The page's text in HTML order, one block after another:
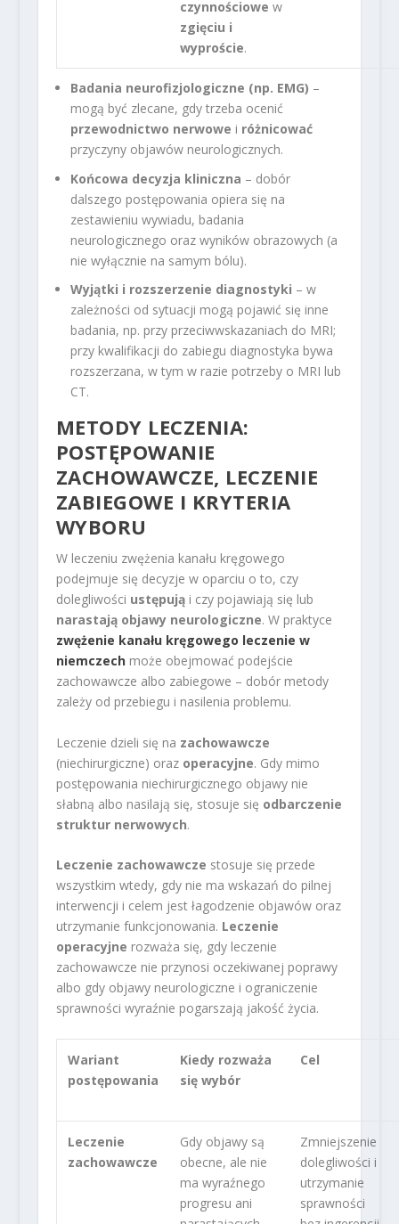
czynnościowe w
zgięciu i
wyproście.
Badania neurofizjologiczne (np. EMG) –
mogą być zlecane, gdy trzeba ocenić
przewodnictwo nerwowe i różnicować
przyczyny objawów neurologicznych.
Końcowa decyzja kliniczna – dobór
dalszego postępowania opiera się na
zestawieniu wywiadu, badania
neurologicznego oraz wyników obrazowych (a
nie wyłącznie na samym bólu).
Wyjątki i rozszerzenie diagnostyki – w
zależności od sytuacji mogą pojawić się inne
badania, np. przy przeciwwskazaniach do MRI;
przy kwalifikacji do zabiegu diagnostyka bywa
rozszerzana, w tym w razie potrzeby o MRI lub
CT.
METODY LECZENIA:
POSTĘPOWANIE
ZACHOWAWCZE, LECZENIE
ZABIEGOWE I KRYTERIA
WYBORU
W leczeniu zwężenia kanału kręgowego
podejmuje się decyzje w oparciu o to, czy
dolegliwości ustępująi czy pojawiają się lub
narastają objawy neurologiczne. W praktyce
zwężenie kanału kręgowego leczenie w
niemczechmoże obejmować podejście
zachowawcze albo zabiegowe – dobór metody
zależy od przebiegu i nasilenia problemu.
Leczenie dzieli się na zachowawcze
(niechirurgiczne) oraz operacyjne. Gdy mimo
postępowania niechirurgicznego objawy nie
słabną albo nasilają się, stosuje się odbarczenie
struktur nerwowych.
Leczenie zachowawcze stosuje się przede
wszystkim wtedy, gdy nie ma wskazań do pilnej
interwencji i celem jest łagodzenie objawów oraz
utrzymanie funkcjonowania. Leczenie
operacyjne rozważa się, gdy leczenie
zachowawcze nie przynosi oczekiwanej poprawy
albo gdy objawy neurologiczne i ograniczenie
sprawności wyraźnie pogarszają jakość życia.
Wariant
postępowania
Kiedy rozważa
się wybór
Cel
Leczenie
zachowawcze
Gdy objawy są
obecne, ale nie
ma wyraźnego
progresu ani
Zmniejszenie
dolegliwości i
utrzymanie
sprawności